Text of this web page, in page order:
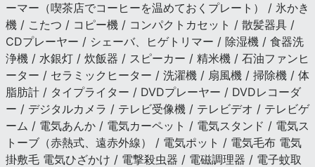
ーマー（喫茶店でコーヒーを温めておくプレート） / 氷かき
機 / こたつ / コピー機 / コンパクトカセット / 散髪器具 /
CDプレーヤー / シェーバ、ヒゲトリマー / 除湿機 / 食器洗
浄機 / 水銀灯 / 炊飯器 / スピーカー / 精米機 / 石油ファンヒ
ーター / セラミックヒーター / 洗濯機 / 扇風機 / 掃除機 / 体
脂肪計 / タイプライター / DVDプレーヤー / DVDレコーダ
ー / デジタルカメラ / テレビ受像機 / テレビデオ / テレビゲ
ーム / 電気あんか / 電気カーペット / 電気スタンド / 電気ス
トーブ（赤熱式、遠赤外線） / 電気ポット / 電気毛布 電気
掛敷毛 電気ひざかけ / 電撃殺虫器 / 電磁調理器 / 電子蚊取